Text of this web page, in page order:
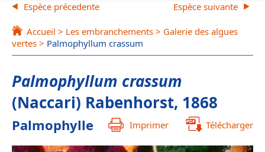
Espèce précedente
Accueil > Les embranchements > Galerie des algues
vertes > Palmophyllum crassum
Espèce suivante
Palmophyllum crassum
(Naccari) Rabenhorst, 1868
Palmophylle Imprimer Télécharger